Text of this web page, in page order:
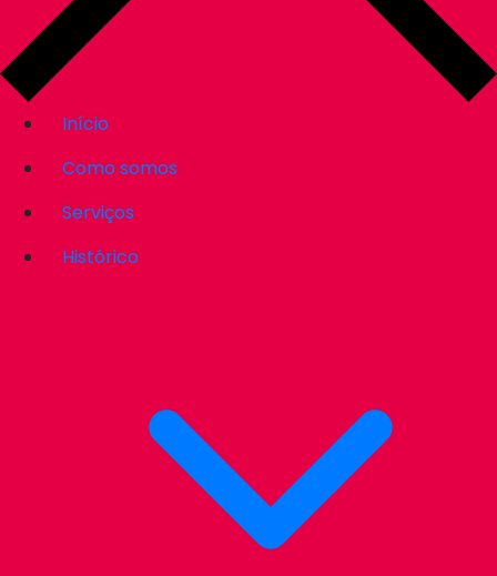
Início
Como somos
Serviços
Histórico